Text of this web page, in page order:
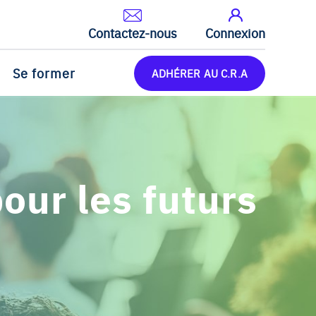
Contactez-nous Connexion
Se former ADHÉRER AU C.R.A
les futurs